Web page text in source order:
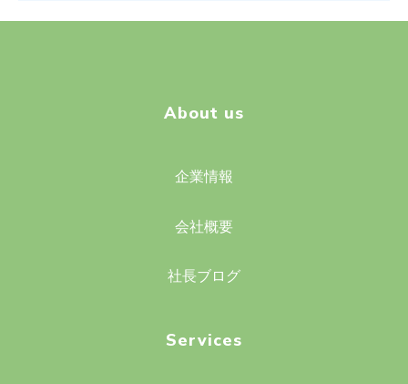
About us
企業情報
会社概要
社長ブログ
Services